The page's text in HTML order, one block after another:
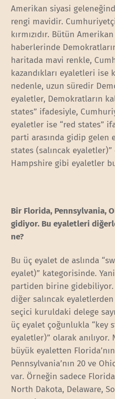
Amerikan siyasi
rengi mavidir.
kırmızıdır. Bütün
haberlerinde
haritada mavi renkle,
kazandıkları eyaletleri ise
nedenle, uzun süredir
eyaletler, Demokratların
states” ifadesiyle,
eyaletler ise “red states”
parti arasında gidip gelen
states (salıncak
Hampshire gibi eyaletler
Bir Florida, Pennsylvania,
gidiyor. Bu eyaletleri
ne?
Bu üç eyalet de aslında
eyalet)” kategorisinde.
partiden birine gidebiliyor.
diğer salıncak
seçici kuruldaki delege
üç eyalet çoğunlukla “key
eyaletler)” olarak anılıyor.
büyük eyaletten
Pennsylvania’nın 20 ve
var. Örneğin sadece
North Dakota, Delaware,